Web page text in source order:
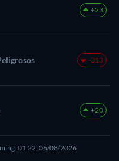
+23
-313
+20
01:22, 06/08/2026